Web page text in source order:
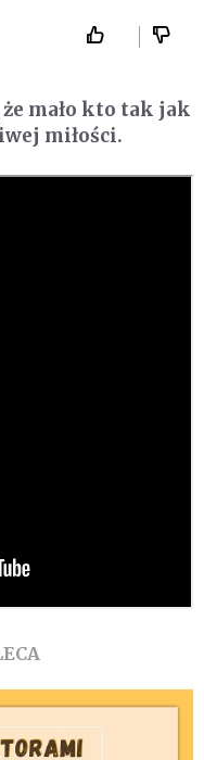
mało kto tak jak
miłości.